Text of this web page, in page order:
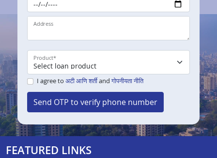
Address
Product*
I agree to अटी आणि शर्तीand गोपनीयता नीति
Send OTP to verify phone number
FEATURED LINKS